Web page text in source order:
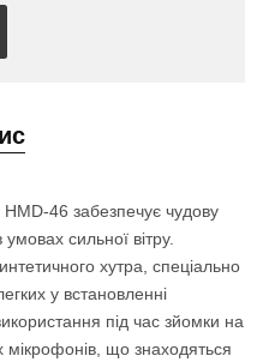
46 забезпечує чудову
умовах сильної вітру.
хутра, спеціально
у встановленні
під час зйомки на
що знаходяться